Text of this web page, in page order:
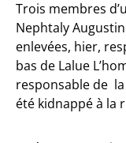
Trois membres
Nephtaly
enlevées, hier,
bas de Lalue
responsable de
été kidnappé à la